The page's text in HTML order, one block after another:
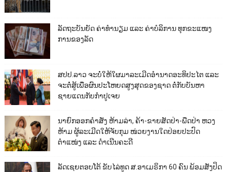
ລັດຖະບັນຍັດ ຄ່າທຳນຽມ ແລະ ຄ່າບໍລິການ ທຸກຂະແໜງ
ການຂອງລັດ
ສປປ.ລາວ ຈະບໍ່ໃຫ້ໃຜມາລະເມີດອຳນາດອະທິປະໄຕ ແລະ
ຈະຕໍ່ສູ້ເພື່ອຜົນປະໂຫຍດສູງສຸດຂອງຊາດ ຕໍ່ກັບບັນຫາ
ຊາຍແດນກັບກຳປູເຈຍ
ນາຍົກອອກຄຳສັ່ງ ຫ້າມລ່າ, ຄ້າ-ຂາຍສັດປ່າ-ພືດປ່າ ຫວງ
ຫ້າມ ຜູ້ລະເມີດໃຫ້ຈັບກຸມ ໜ່ວຍງານໃດປ່ອຍປະປົດ
ຕຳແໜ່ງ ແລະ ດຳເນີນຄະດີ
ລັດເຊຍຕອບໂຕ້ ຂັບໄລ່ທູດ ສ.ອາເມຣິກາ 60 ຄົນ ພ້ອມສັ່ງປິດ